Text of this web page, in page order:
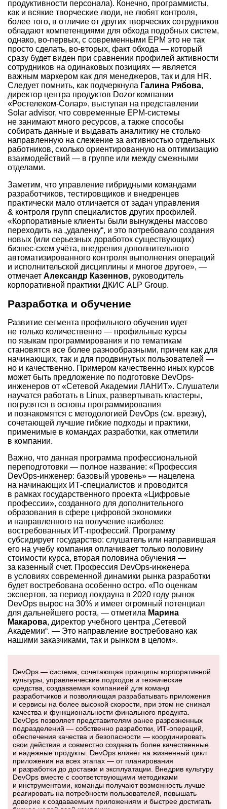
продуктивности персонала). Конечно, программисты,
как и всякие творческие люди, не любят контроля,
более того, в отличие от других творческих сотрудников
обладают компетенциями для обхода подобных систем,
однако, во-первых, с современными ЕРМ это не так
просто сделать, во-вторых, факт обхода — который
сразу будет виден при сравнении профилей активности
сотрудников на одинаковых позициях — является
важным маркером как для менеджеров, так и для HR.
Следует помнить, как подчеркнула Галина Рябова,
директор центра продуктов Dozor компании
«Ростелеком-Солар», выступая на представлении
Solar advisor, что современные EPM-системы
не занимают много ресурсов, а также способы
собирать данные и выдавать аналитику не столько
направленную на слежение за активностью отдельных
работников, сколько ориентированную на оптимизацию
взаимодействий — в группе или между смежными
отделами.
Заметим, что управление гибридными командами
разработчиков, тестировщиков и внедренцев
практически мало отличается от задач управления
& контроля групп специалистов других профилей.
«Корпоративные клиенты были вынуждены массово
переходить на „удаленку“, и это потребовало создания
новых (или серьезных доработок существующих)
бизнес-схем учёта, внедрения дополнительного
автоматизированного контроля выполнения операций
и исполнительской дисциплины и многое другое», —
отмечает Александр Казеннов, руководитель
корпоративной практики ДКИС ALP Group.
Разработка и обучение
Развитие сегмента профильного обучения идет
не только количественно — профильные курсы
по языкам программирования и по тематикам
становятся все более разнообразными, причем как для
начинающих, так и для продвинутых пользователей —
но и качественно. Примером качественно иных курсов
может быть предложение по подготовке DevOps-
инженеров от «Сетевой Академии ЛАНИТ». Слушатели
научатся работать в Linux, развертывать кластеры,
погрузятся в основы программирования
и познакомятся с методологией DevOps (см. врезку),
сочетающей лучшие гибкие подходы и практики,
применимые в командах разработки, как отметили
в компании.
Важно, что данная программа профессиональной
переподготовки — полное название: «Профессия
DevOps-инженер: базовый уровень» — нацелена
на начинающих ИТ-специалистов и проводится
в рамках государственного проекта «Цифровые
профессии», созданного для дополнительного
образования в сфере цифровой экономики
и направленного на получение наиболее
востребованных ИТ-профессий. Программу
субсидирует государство: слушатель или направившая
его на учебу компания оплачивает только половину
стоимости курса, вторая половина обучения —
за казенный счет. Профессия DevOps-инженера
в условиях современной динамики рынка разработки
будет востребована особенно остро. «По оценкам
экспертов, за период локдауна в 2020 году рынок
DevOps вырос на 30% и имеет огромный потенциал
для дальнейшего роста, — отметила Марина
Макарова, директор учебного центра „Сетевой
Академии“. — Это направление востребовано как
нашими заказчиками, так и рынком в целом».
DevOps — система, сочетающая принципы корпоративной
культуры, управленческие подходов и технические
средства, создаваемая компанией для команд
разработчиков и позволяющая разрабатывать приложения
и сервисы на более высокой скорости, при этом не снижая
качества и функциональности финального продукта.
DevOps позволяет представителям ранее разрозненных
подразделений — собственно разработки, ИТ-операций,
обеспечения качества и безопасности — координировать
свои действия и совместно создавать более качественные
и надежные продукты. DevOps влияет на жизненный цикл
приложения на всех этапах — от планирования
и разработки до доставки и эксплуатации. Внедрив культуру
DevOps вместе с соответствующими методиками
и инструментами, команды получают возможность лучше
реагировать на потребности пользователей, повышать
доверие к создаваемым приложениям и быстрее достигать